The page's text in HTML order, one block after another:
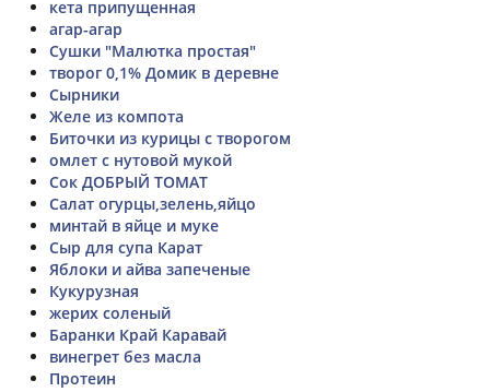
кета припущенная
агар-агар
Сушки "Малютка простая"
творог 0,1% Домик в деревне
Сырники
Желе из компота
Биточки из курицы с творогом
омлет с нутовой мукой
Сок ДОБРЫЙ ТОМАТ
Салат огурцы,зелень,яйцо
минтай в яйце и муке
Сыр для супа Карат
Яблоки и айва запеченые
Кукурузная
жерих соленый
Баранки Край Каравай
винегрет без масла
Протеин